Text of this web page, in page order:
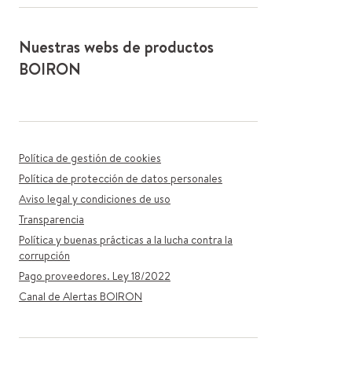
Nuestras webs de productos
BOIRON
Política de gestión de cookies
Política de protección de datos personales
Aviso legal y condiciones de uso
Transparencia
Política y buenas prácticas a la lucha contra la
corrupción
Pago proveedores. Ley 18/2022
Canal de Alertas BOIRON